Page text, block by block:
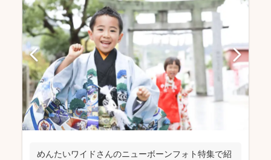
めんたいワイドさんのニューボーンフォト特集で紹